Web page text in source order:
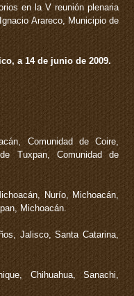
en la V reunión plenaria
Arareco, Municipio de
a 14 de junio de 2009.
Comunidad de Coire,
Tuxpan, Comunidad de
Nurío, Michoacán,
Michoacán.
Jalisco, Santa Catarina,
Chihuahua, Sanachi,